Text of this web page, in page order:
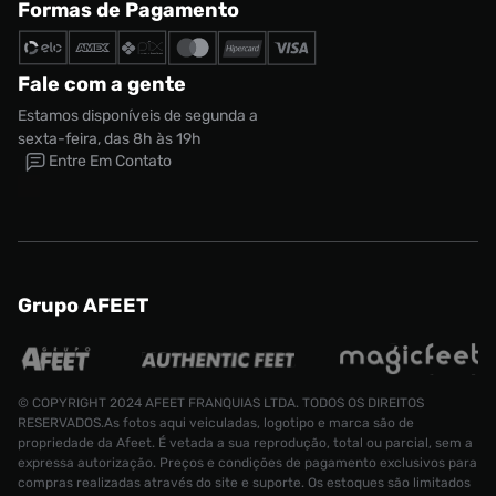
Formas de Pagamento
Fale com a gente
Estamos disponíveis de segunda a
sexta-feira, das 8h às 19h
Entre Em Contato
Grupo AFEET
© COPYRIGHT 2024 AFEET FRANQUIAS LTDA. TODOS OS DIREITOS
RESERVADOS.As fotos aqui veiculadas, logotipo e marca são de
propriedade da Afeet. É vetada a sua reprodução, total ou parcial, sem a
expressa autorização. Preços e condições de pagamento exclusivos para
compras realizadas através do site e suporte. Os estoques são limitados